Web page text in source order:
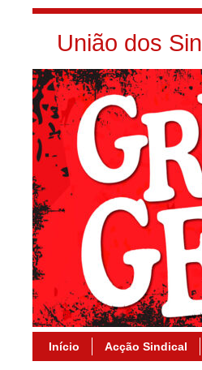
União dos
Início Acção Sindical